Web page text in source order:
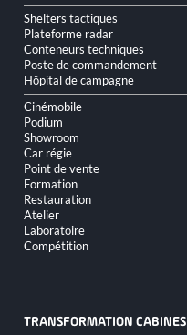
Shelters tactiques
Plateforme radar
Conteneurs techniques
Poste de commandement
Hôpital de campagne
Cinémobile
Podium
Showroom
Car régie
Point de vente
Formation
Restauration
Atelier
Laboratoire
Compétition
TRANSFORMATION CABINES